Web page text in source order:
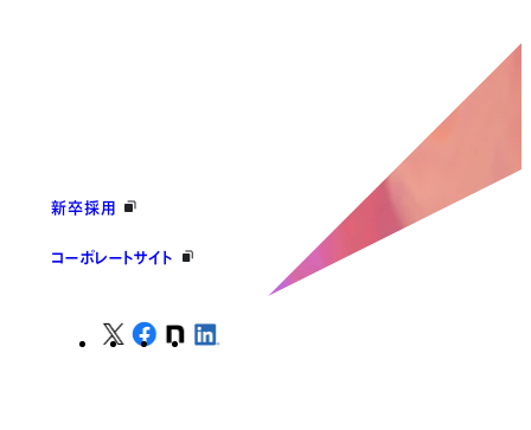
新卒採用
コーポレートサイト